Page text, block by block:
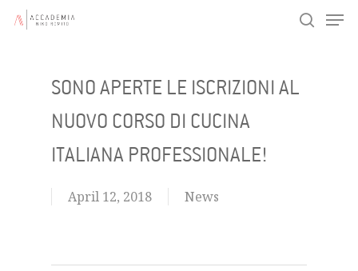
Skip
SONO APERTE LE ISCRIZIONI AL
NUOVO CORSO DI CUCINA
ITALIANA PROFESSIONALE!
April 12, 2018 News